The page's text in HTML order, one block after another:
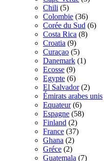
Chili (5)
Colombie (36)
Corée du Sud (6)
Costa Rica (8)
Croatia (9)
Curaçao (5)
Danemark (1)
Ecosse (9)
Egypte (6)
El Salvador (2)
Émirats arabes unis
Equateur (6)
Espagne (58)
Finland (2)
France (37)
Ghana (2)
Gréce (2)
Guatemala (7)